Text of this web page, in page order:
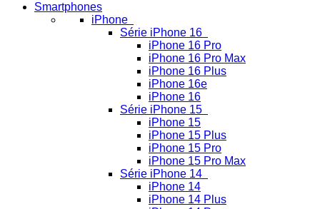
Smartphones
iPhone
Série iPhone 16
iPhone 16 Pro
iPhone 16 Pro Max
iPhone 16 Plus
iPhone 16e
iPhone 16
Série iPhone 15
iPhone 15
iPhone 15 Plus
iPhone 15 Pro
iPhone 15 Pro Max
Série iPhone 14
iPhone 14
iPhone 14 Plus